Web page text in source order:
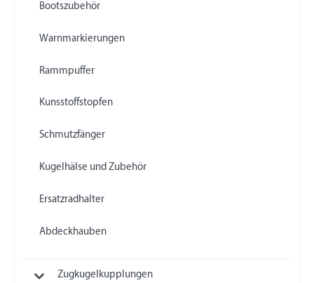
Bootszubehör
Warnmarkierungen
Rammpuffer
Kunsstoffstopfen
Schmutzfänger
Kugelhälse und Zubehör
Ersatzradhalter
Abdeckhauben
Zugkugelkupplungen